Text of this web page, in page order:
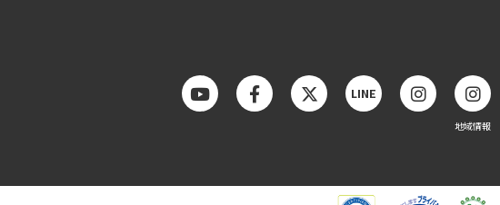
LINE
地域情報